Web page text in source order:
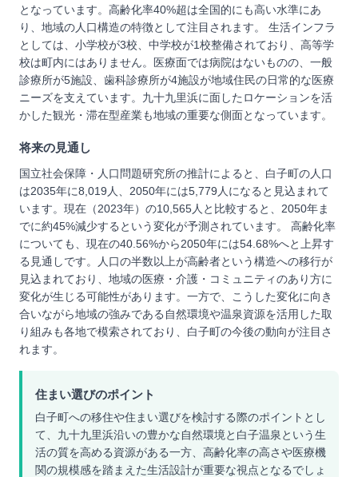
となっています。高齢化率40%超は全国的にも高い水準にあ
り、地域の人口構造の特徴として注目されます。 生活インフラ
としては、小学校が3校、中学校が1校整備されており、高等学
校は町内にはありません。医療面では病院はないものの、一般
診療所が5施設、歯科診療所が4施設が地域住民の日常的な医療
ニーズを支えています。九十九里浜に面したロケーションを活
かした観光・滞在型産業も地域の重要な側面となっています。
将来の見通し
国立社会保障・人口問題研究所の推計によると、白子町の人口
は2035年に8,019人、2050年には5,779人になると見込まれて
います。現在（2023年）の10,565人と比較すると、2050年ま
でに約45%減少するという変化が予測されています。 高齢化率
についても、現在の40.56%から2050年には54.68%へと上昇す
る見通しです。人口の半数以上が高齢者という構造への移行が
見込まれており、地域の医療・介護・コミュニティのあり方に
変化が生じる可能性があります。一方で、こうした変化に向き
合いながら地域の強みである自然環境や温泉資源を活用した取
り組みも各地で模索されており、白子町の今後の動向が注目さ
れます。
住まい選びのポイント
白子町への移住や住まい選びを検討する際のポイントとし
て、九十九里浜沿いの豊かな自然環境と白子温泉という生
活の質を高める資源がある一方、高齢化率の高さや医療機
関の規模感を踏まえた生活設計が重要な視点となるでしょ